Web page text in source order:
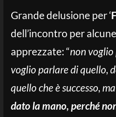
Grande delusione per ‘
dell’incontro per
apprezzate: “non
voglio parlare di quello,
quello che è successo,
dato la mano, perché